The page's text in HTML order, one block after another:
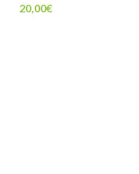
20,00€